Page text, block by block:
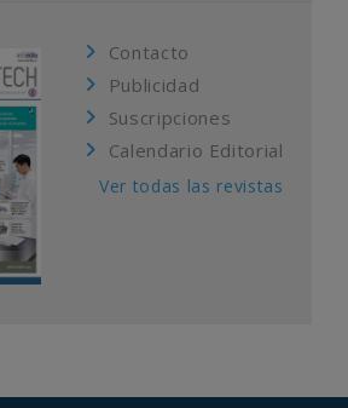
Contacto
Publicidad
Suscripciones
Calendario Editorial
Ver todas las revistas